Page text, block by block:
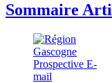
Sommaire